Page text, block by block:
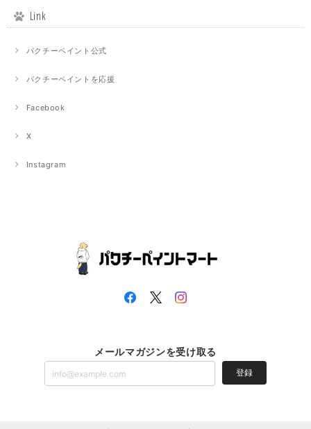
Link
パクチーペイント公式
パクチーペイントを応援
Facebook
X
Instagram
メールマガジンを受け取る
登録